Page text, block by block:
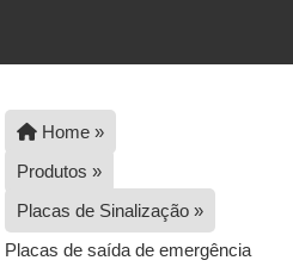
Home »
Produtos »
Placas de Sinalização »
Placas de saída de emergência